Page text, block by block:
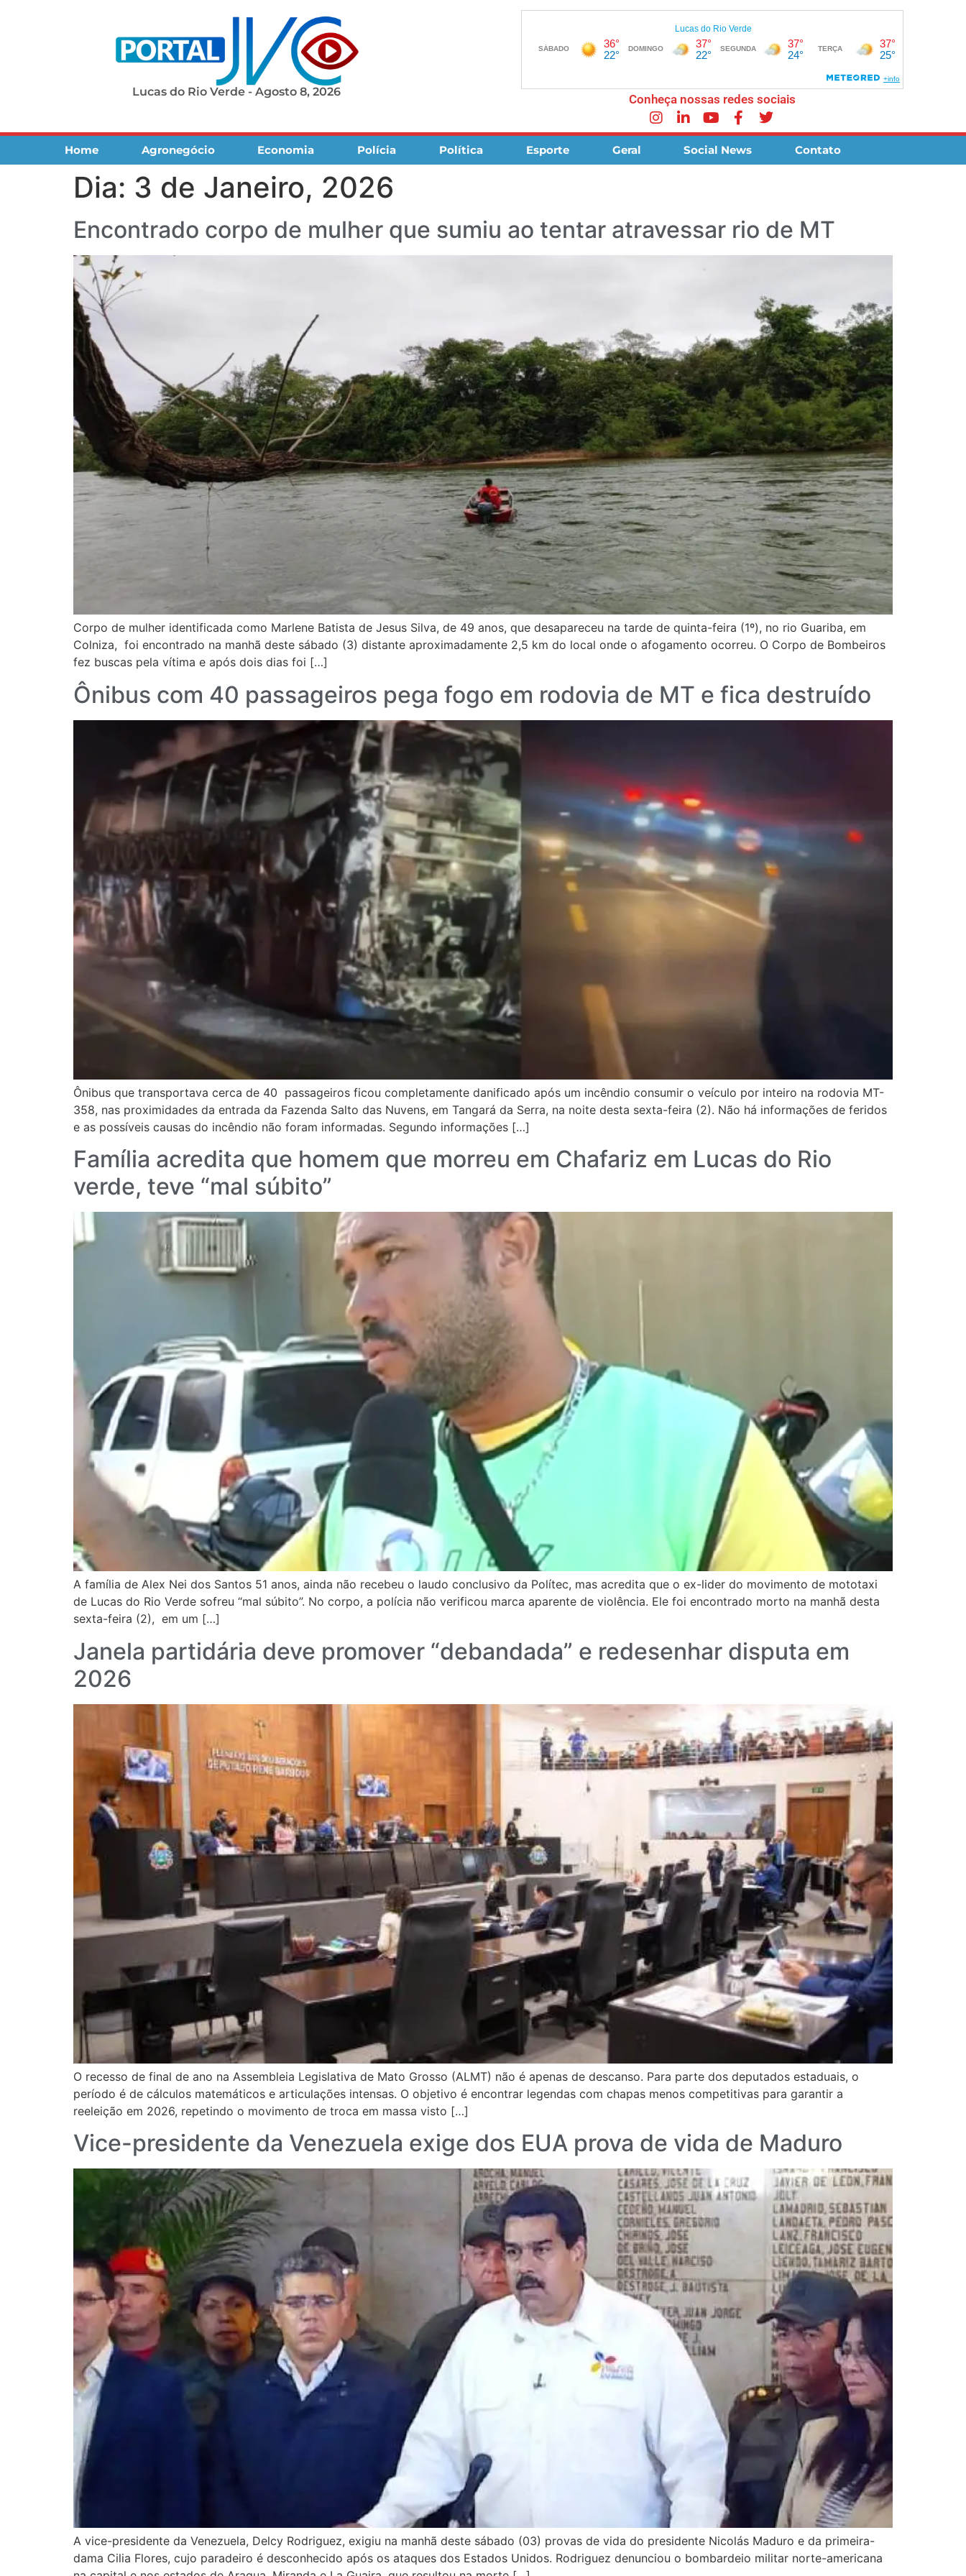
Lucas do Rio Verde - Agosto 8, 2026
Conheça nossas redes sociais
Home Agronegócio Economia Polícia Política Esporte Geral Social News Contato
Dia: 3 de Janeiro, 2026
Encontrado corpo de mulher que sumiu ao tentar atravessar rio de MT
Corpo de mulher identificada como Marlene Batista de Jesus Silva, de 49 anos, que desapareceu na tarde de quinta-feira (1º), no rio Guariba, em
Colniza, foi encontrado na manhã deste sábado (3) distante aproximadamente 2,5 km do local onde o afogamento ocorreu. O Corpo de Bombeiros
fez buscas pela vítima e após dois dias foi […]
Ônibus com 40 passageiros pega fogo em rodovia de MT e fica destruído
Ônibus que transportava cerca de 40 passageiros ficou completamente danificado após um incêndio consumir o veículo por inteiro na rodovia MT-
358, nas proximidades da entrada da Fazenda Salto das Nuvens, em Tangará da Serra, na noite desta sexta-feira (2). Não há informações de feridos
e as possíveis causas do incêndio não foram informadas. Segundo informações […]
Família acredita que homem que morreu em Chafariz em Lucas do Rio
verde, teve “mal súbito”
A família de Alex Nei dos Santos 51 anos, ainda não recebeu o laudo conclusivo da Polítec, mas acredita que o ex-lider do movimento de mototaxi
de Lucas do Rio Verde sofreu “mal súbito”. No corpo, a polícia não verificou marca aparente de violência. Ele foi encontrado morto na manhã desta
sexta-feira (2), em um […]
Janela partidária deve promover “debandada” e redesenhar disputa em
2026
O recesso de final de ano na Assembleia Legislativa de Mato Grosso (ALMT) não é apenas de descanso. Para parte dos deputados estaduais, o
período é de cálculos matemáticos e articulações intensas. O objetivo é encontrar legendas com chapas menos competitivas para garantir a
reeleição em 2026, repetindo o movimento de troca em massa visto […]
Vice-presidente da Venezuela exige dos EUA prova de vida de Maduro
A vice-presidente da Venezuela, Delcy Rodriguez, exigiu na manhã deste sábado (03) provas de vida do presidente Nicolás Maduro e da primeira-
dama Cilia Flores, cujo paradeiro é desconhecido após os ataques dos Estados Unidos. Rodriguez denunciou o bombardeio militar norte-americana